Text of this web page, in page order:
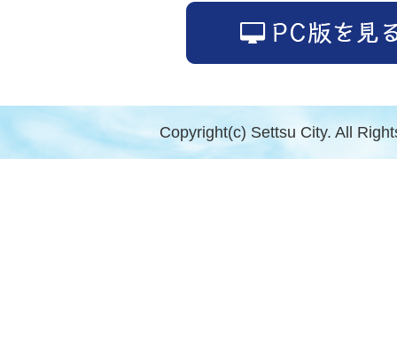
Copyright(c) Settsu City. All